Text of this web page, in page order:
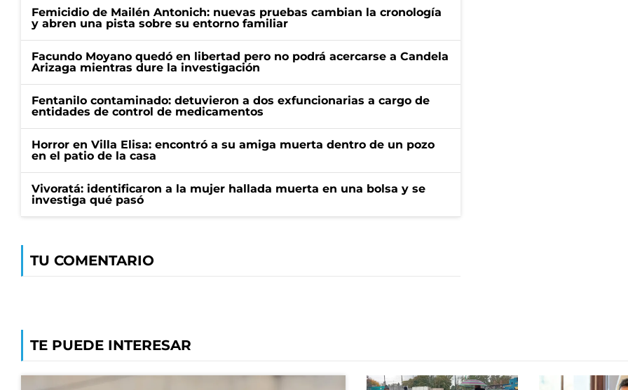
Femicidio de Mailén Antonich: nuevas pruebas cambian la cronología
y abren una pista sobre su entorno familiar
Facundo Moyano quedó en libertad pero no podrá acercarse a Candela
Arizaga mientras dure la investigación
Fentanilo contaminado: detuvieron a dos exfuncionarias a cargo de
entidades de control de medicamentos
Horror en Villa Elisa: encontró a su amiga muerta dentro de un pozo
en el patio de la casa
Vivoratá: identificaron a la mujer hallada muerta en una bolsa y se
investiga qué pasó
TU COMENTARIO
TE PUEDE INTERESAR